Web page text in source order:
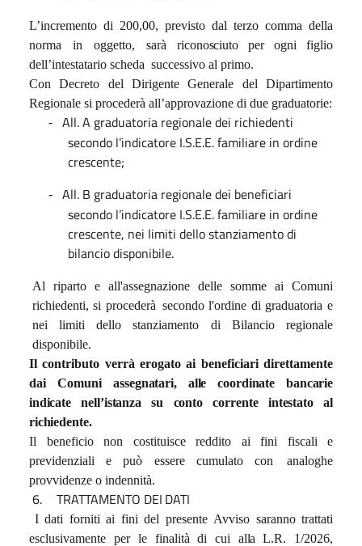
L’incremento di 200,00, previsto dal terzo comma della
norma
in oggetto, sarà riconosciuto per ogni
figlio
dell’intestatario scheda successivo al primo.
Con Decreto del Dirigente Generale del Dipartimento
Regionale si procederà all’approvazione di due graduatorie:
-
All. A graduatoria regionale dei richiedenti
secondo l’indicatore I.S.E.E. familiare in ordine
crescente;
-
All. B graduatoria regionale dei beneficiari
secondo l’indicatore I.S.E.E. familiare in ordine
crescente, nei limiti dello stanziamento di
bilancio disponibile.
Al riparto e all'assegnazione delle somme ai Comuni
richiedenti, si procederà secondo l'ordine di graduatoria e
nei limiti dello stanziamento di Bilancio regionale
disponibile.
Il contributo verrà erogato ai beneficiari direttamente
dai
Comuni
assegnatari, alle coordinate bancarie
indicate nell’istanza su conto corrente intestato al
richiedente.
Il
beneficio non costituisce reddito ai fini fiscali
e
previdenziali
e può essere cumulato con
analoghe
provvidenze o indennità.
6. TRATTAMENTO DEI DATI
I dati forniti ai fini del presente Avviso saranno trattati
esclusivamente per le finalità di cui allaL.R. 1/2026,